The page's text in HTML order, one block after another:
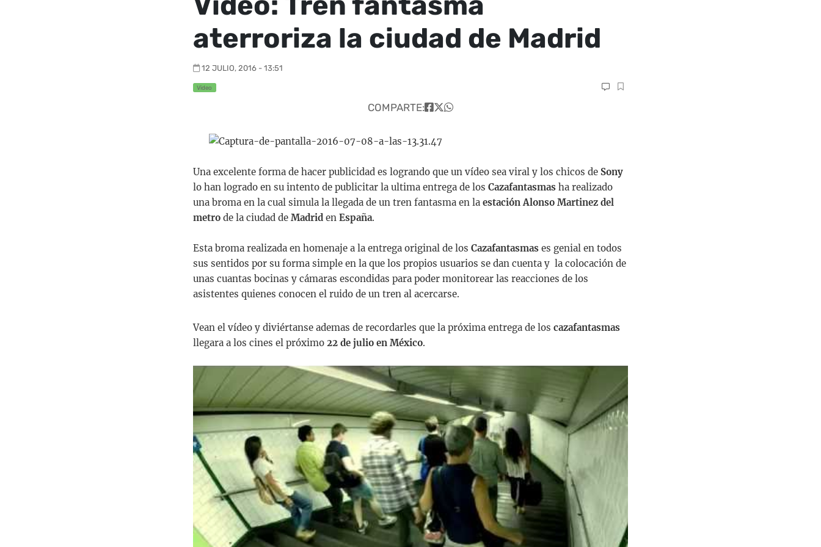
aterroriza la ciudad de Madrid
12 JULIO, 2016 - 13:51
Video
COMPARTE:
Una excelente forma de hacer publicidad es logrando que un vídeo sea viral y los chicos de Sony
lo han logrado en su intento de publicitar la ultima entrega de los Cazafantasmas ha realizado
una broma en la cual simula la llegada de un tren fantasma en la estación Alonso Martinez del
metro de la ciudad de Madrid en España.
Esta broma realizada en homenaje a la entrega original de los Cazafantasmas es genial en todos
sus sentidos por su forma simple en la que los propios usuarios se dan cuenta y la colocación de
unas cuantas bocinas y cámaras escondidas para poder monitorear las reacciones de los
asistentes quienes conocen el ruido de un tren al acercarse.
Vean el vídeo y diviértanse ademas de recordarles que la próxima entrega de los cazafantasmas
llegara a los cines el próximo 22 de julio en México.